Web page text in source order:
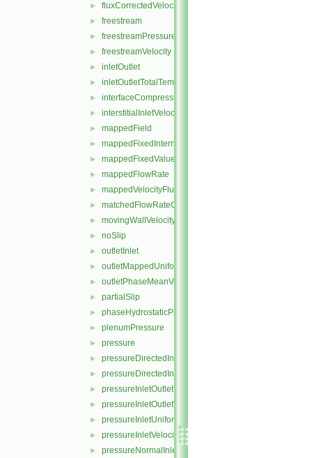
► fluxCorrectedVelocity
► freestream
► freestreamPressure
► freestreamVelocity
► inletOutlet
► inletOutletTotalTemperature
► interfaceCompression
► interstitialInletVelocity
► mappedField
► mappedFixedInternalValue
► mappedFixedValue
► mappedFlowRate
► mappedVelocityFluxFixedValue
► matchedFlowRateOutletVelocity
► movingWallVelocity
► noSlip
► outletInlet
► outletMappedUniformInlet
► outletPhaseMeanVelocity
► partialSlip
► phaseHydrostaticPressure
► plenumPressure
► pressure
► pressureDirectedInletOutletVelocity
► pressureDirectedInletVelocity
► pressureInletOutletParSlipVelocity
► pressureInletOutletVelocity
► pressureInletUniformVelocity
► pressureInletVelocity
► pressureNormalInletOutletVelocity